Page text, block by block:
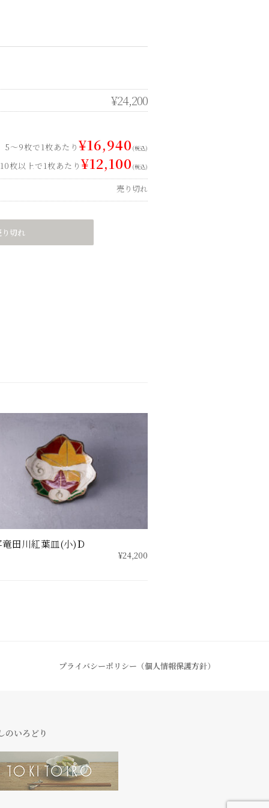
¥24,200
5～9枚で1枚あたり ¥16,940 (税込)
10枚以上で1枚あたり ¥12,100 (税込)
売り切れ
切れ
田川紅葉皿(小)Ｄ
¥24,200
プライバシーポリシー（個人情報保護方針）
のいろどり